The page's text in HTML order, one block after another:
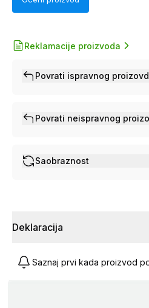
Reklamacije proizvoda
Povrati ispravnog
Povrati neispravnog
Saobraznost
Deklaracija
Saznaj prvi kada proizvod